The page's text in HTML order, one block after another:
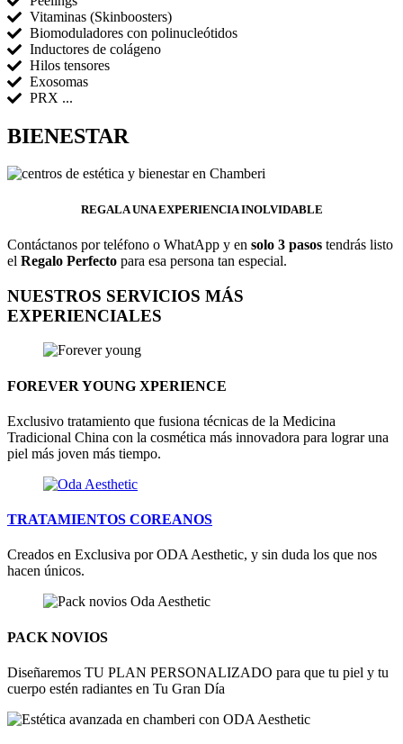
Vitaminas (Skinboosters)
Biomoduladores con polinucleótidos
Inductores de colágeno
Hilos tensores
Exosomas
PRX ...
BIENESTAR
REGALA UNA EXPERIENCIA INOLVIDABLE
Contáctanos por teléfono o WhatApp y en solo 3 pasos tendrás listo
el Regalo Perfecto para esa persona tan especial.
NUESTROS SERVICIOS MÁS
EXPERIENCIALES
FOREVER YOUNG XPERIENCE
Exclusivo tratamiento que fusiona técnicas de la Medicina
Tradicional China con la cosmética más innovadora para lograr una
piel más joven más tiempo.
TRATAMIENTOS COREANOS
Creados en Exclusiva por ODA Aesthetic, y sin duda los que nos
hacen únicos.
PACK NOVIOS
Diseñaremos TU PLAN PERSONALIZADO para que tu piel y tu
cuerpo estén radiantes en Tu Gran Día